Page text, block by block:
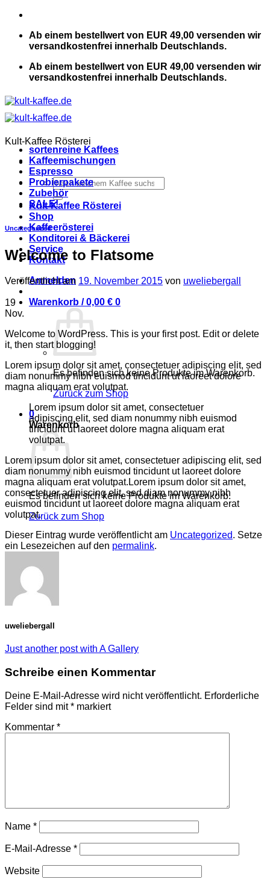
Zum
springenAb einem bestellwert von EUR 49,00 versenden wir
versandkostenfrei innerhalb Deutschlands.
Ab einem bestellwert von EUR 49,00 versenden wir
versandkostenfrei innerhalb Deutschlands.
Kult-Kaffee Rösterei
Suchen
nach:
Kult-Kaffee Rösterei
Shop
Kaffeerösterei
Konditorei & Bäckerei
Service
Kontakt
Anmelden
Warenkorb /0,00 € 0
Es befinden sich keine Produkte im Warenkorb.
Zurück zum Shop
0
Warenkorb
Es befinden sich keine Produkte im Warenkorb.
Zurück zum Shop
sortenreine Kaffees
Kaffeemischungen
Espresso
Probierpakete
Zubehör
SALE!
Uncategorized
Welcome to Flatsome
Veröffentlicht am 19. November 2015 von uweliebergall
19
Nov.
Welcome to WordPress. This is your first post. Edit or delete
it, then start blogging!
Lorem ipsum dolor sit amet, consectetuer adipiscing elit, sed
diam nonummy nibh euismod tincidunt ut laoreet dolore
magna aliquam erat volutpat.
Lorem ipsum dolor sit amet, consectetuer
adipiscing elit, sed diam nonummy nibh euismod
tincidunt ut laoreet dolore magna aliquam erat
volutpat.
Lorem ipsum dolor sit amet, consectetuer adipiscing elit, sed
diam nonummy nibh euismod tincidunt ut laoreet dolore
magna aliquam erat volutpat.Lorem ipsum dolor sit amet,
consectetuer adipiscing elit, sed diam nonummy nibh
euismod tincidunt ut laoreet dolore magna aliquam erat
volutpat.
Dieser Eintrag wurde veröffentlicht am Uncategorized. Setze
ein Lesezeichen auf den permalink.
uweliebergall
Just another post with A Gallery
Schreibe einen Kommentar
Deine E-Mail-Adresse wird nicht veröffentlicht. Erforderliche
Felder sind mit* markiert
Kommentar *
Name *
E-Mail-Adresse *
Website